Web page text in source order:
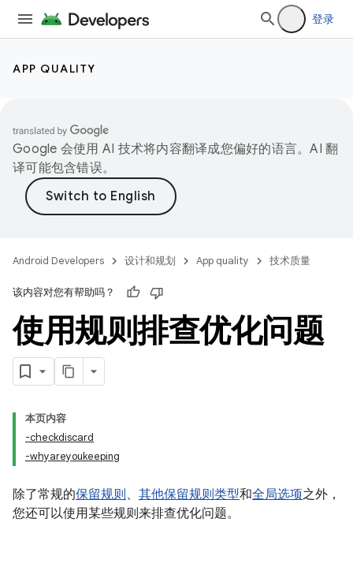
登录
APP QUALITY
Google 会使用 AI 技术将内容翻译成您偏好的语言。AI 翻
译可能包含错误。
Android Developers 设计和规划 App quality 技术质量
该内容对您有帮助吗？
使用规则排查优化问题
本页内容
-checkdiscard
-whyareyoukeeping
除了常规的保留规则 、 其他保留规则类型和全局选项之外，
您还可以使用某些规则来排查优化问题。